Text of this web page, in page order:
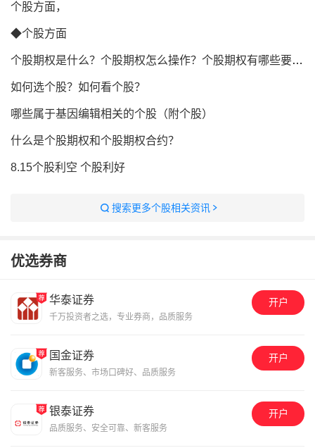
个股方面，
◆个股方面
个股期权是什么？个股期权怎么操作？个股期权有哪些要求？
如何选个股？如何看个股？
哪些属于基因编辑相关的个股（附个股）
什么是个股期权和个股期权合约？
8.15个股利空 个股利好
搜索更多个股相关资讯
优选券商
华泰证券
千万投资者之选，专业券商，品质服务
开户
国金证券
新客服务、市场口碑好、品质服务
开户
银泰证券
品质服务、安全可靠、新客服务
开户